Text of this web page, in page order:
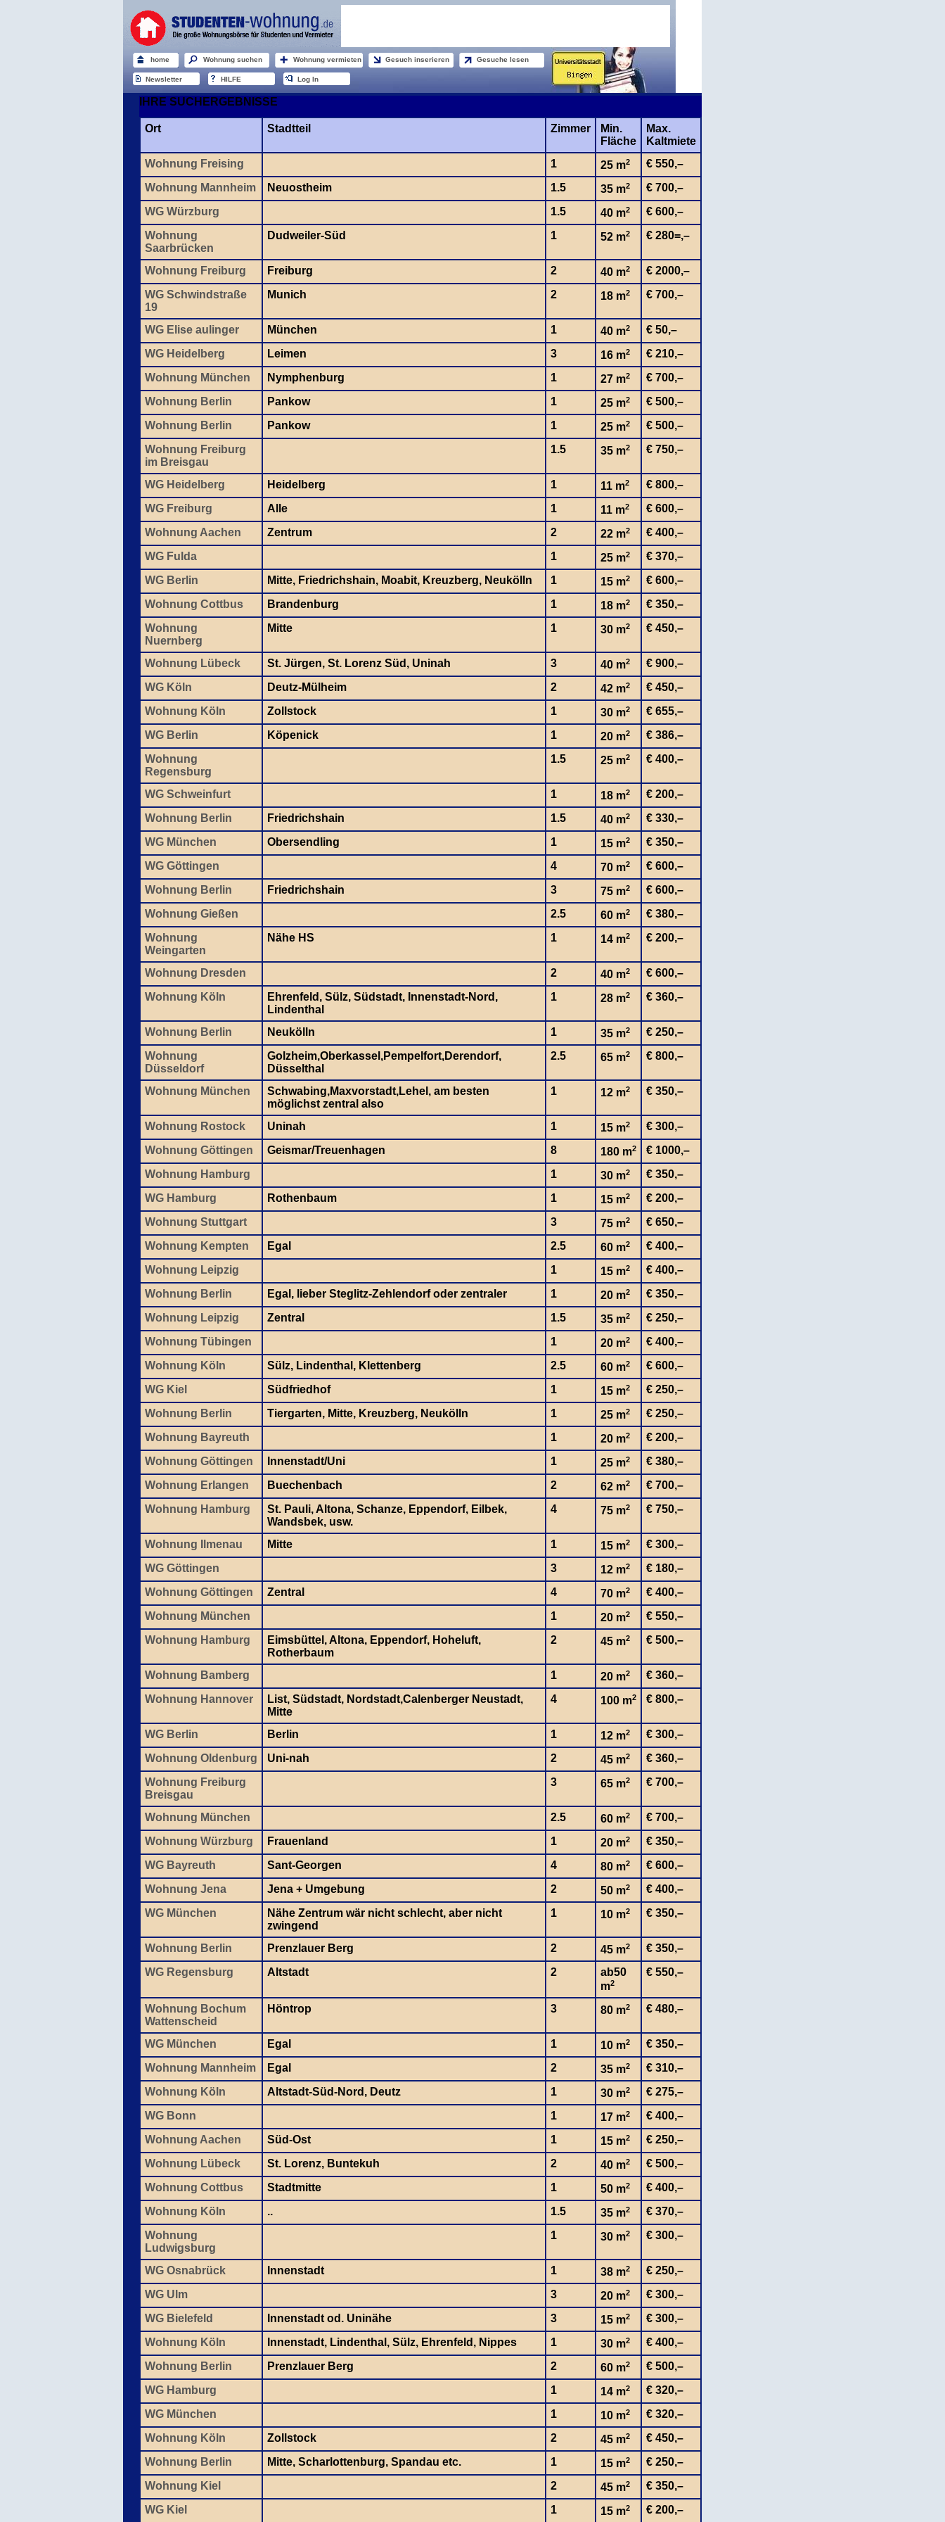
home Wohnung suchen Wohnung vermieten Gesuch inserieren Gesuche lesen
Newsletter HILFE Log In
IHRE SUCHERGEBNISSE
Ort Stadtteil Zimmer
Min.
Fläche
Max.
Kaltmiete
Wohnung Freising
1 25 m2
€ 550,–
Wohnung Mannheim
Neuostheim 1.5 35 m2
€ 700,–
WG Würzburg
1.5 40 m2
€ 600,–
Wohnung
Saarbrücken
Dudweiler-Süd 1 52 m2 € 280=,–
Wohnung Freiburg Freiburg 2 40 m2
€ 2000,–
WG Schwindstraße
19
Munich 2 18 m2 € 700,–
WG Elise aulinger München 1 40 m2
€ 50,–
WG Heidelberg
Leimen 3 16 m2
€ 210,–
Wohnung München
Nymphenburg 1 27 m2
€ 700,–
Wohnung Berlin
Pankow 1 25 m2
€ 500,–
Wohnung Berlin
Pankow 1 25 m2
€ 500,–
Wohnung Freiburg
im Breisgau
1.5 35 m2 € 750,–
WG Heidelberg Heidelberg 1 11 m2
€ 800,–
WG Freiburg
Alle 1 11 m2
€ 600,–
Wohnung Aachen
Zentrum 2 22 m2
€ 400,–
WG Fulda
1 25 m2
€ 370,–
WG Berlin
Mitte, Friedrichshain, Moabit, Kreuzberg, Neukölln 1 15 m2
€ 600,–
Wohnung Cottbus
Brandenburg 1 18 m2
€ 350,–
Wohnung
Nuernberg
Mitte 1 30 m2 € 450,–
Wohnung Lübeck St. Jürgen, St. Lorenz Süd, Uninah 3 40 m2
€ 900,–
WG Köln
Deutz-Mülheim 2 42 m2
€ 450,–
Wohnung Köln
Zollstock 1 30 m2
€ 655,–
WG Berlin
Köpenick 1 20 m2
€ 386,–
Wohnung
Regensburg
1.5 25 m2 € 400,–
WG Schweinfurt 1 18 m2
€ 200,–
Wohnung Berlin
Friedrichshain 1.5 40 m2
€ 330,–
WG München
Obersendling 1 15 m2
€ 350,–
WG Göttingen
4 70 m2
€ 600,–
Wohnung Berlin
Friedrichshain 3 75 m2
€ 600,–
Wohnung Gießen
2.5 60 m2
€ 380,–
Wohnung
Weingarten
Nähe HS 1 14 m2 € 200,–
Wohnung Dresden 2 40 m2
€ 600,–
Wohnung Köln
Ehrenfeld, Sülz, Südstadt, Innenstadt-Nord,
Lindenthal
1 28 m2 € 360,–
Wohnung Berlin Neukölln 1 35 m2
€ 250,–
Wohnung
Düsseldorf
Golzheim,Oberkassel,Pempelfort,Derendorf,
Düsselthal
2.5 65 m2 € 800,–
Wohnung München
Schwabing,Maxvorstadt,Lehel, am besten
möglichst zentral also
1 12 m2 € 350,–
Wohnung Rostock Uninah 1 15 m2
€ 300,–
Wohnung Göttingen
Geismar/Treuenhagen 8 180 m2
€ 1000,–
Wohnung Hamburg
1 30 m2
€ 350,–
WG Hamburg
Rothenbaum 1 15 m2
€ 200,–
Wohnung Stuttgart
3 75 m2
€ 650,–
Wohnung Kempten
Egal 2.5 60 m2
€ 400,–
Wohnung Leipzig
1 15 m2
€ 400,–
Wohnung Berlin
Egal, lieber Steglitz-Zehlendorf oder zentraler 1 20 m2
€ 350,–
Wohnung Leipzig
Zentral 1.5 35 m2
€ 250,–
Wohnung Tübingen
1 20 m2
€ 400,–
Wohnung Köln
Sülz, Lindenthal, Klettenberg 2.5 60 m2
€ 600,–
WG Kiel
Südfriedhof 1 15 m2
€ 250,–
Wohnung Berlin
Tiergarten, Mitte, Kreuzberg, Neukölln 1 25 m2
€ 250,–
Wohnung Bayreuth
1 20 m2
€ 200,–
Wohnung Göttingen
Innenstadt/Uni 1 25 m2
€ 380,–
Wohnung Erlangen
Buechenbach 2 62 m2
€ 700,–
Wohnung Hamburg
St. Pauli, Altona, Schanze, Eppendorf, Eilbek,
Wandsbek, usw.
4 75 m2 € 750,–
Wohnung Ilmenau Mitte 1 15 m2
€ 300,–
WG Göttingen
3 12 m2
€ 180,–
Wohnung Göttingen
Zentral 4 70 m2
€ 400,–
Wohnung München
1 20 m2
€ 550,–
Wohnung Hamburg
Eimsbüttel, Altona, Eppendorf, Hoheluft,
Rotherbaum
2 45 m2 € 500,–
Wohnung Bamberg 1 20 m2
€ 360,–
Wohnung Hannover
List, Südstadt, Nordstadt,Calenberger Neustadt,
Mitte
4 100 m2 € 800,–
WG Berlin Berlin 1 12 m2
€ 300,–
Wohnung Oldenburg
Uni-nah 2 45 m2
€ 360,–
Wohnung Freiburg
Breisgau
3 65 m2 € 700,–
Wohnung München 2.5 60 m2
€ 700,–
Wohnung Würzburg
Frauenland 1 20 m2
€ 350,–
WG Bayreuth
Sant-Georgen 4 80 m2
€ 600,–
Wohnung Jena
Jena + Umgebung 2 50 m2
€ 400,–
WG München
Nähe Zentrum wär nicht schlecht, aber nicht
zwingend
1 10 m2 € 350,–
Wohnung Berlin Prenzlauer Berg 2 45 m2
€ 350,–
WG Regensburg
Altstadt 2
ab50
m2
€ 550,–
Wohnung Bochum
Wattenscheid
Höntrop 3 80 m2 € 480,–
WG München Egal 1 10 m2
€ 350,–
Wohnung Mannheim
Egal 2 35 m2
€ 310,–
Wohnung Köln
Altstadt-Süd-Nord, Deutz 1 30 m2
€ 275,–
WG Bonn
1 17 m2
€ 400,–
Wohnung Aachen
Süd-Ost 1 15 m2
€ 250,–
Wohnung Lübeck
St. Lorenz, Buntekuh 2 40 m2
€ 500,–
Wohnung Cottbus
Stadtmitte 1 50 m2
€ 400,–
Wohnung Köln
.. 1.5 35 m2
€ 370,–
Wohnung
Ludwigsburg
1 30 m2 € 300,–
WG Osnabrück Innenstadt 1 38 m2
€ 250,–
WG Ulm
3 20 m2
€ 300,–
WG Bielefeld
Innenstadt od. Uninähe 3 15 m2
€ 300,–
Wohnung Köln
Innenstadt, Lindenthal, Sülz, Ehrenfeld, Nippes 1 30 m2
€ 400,–
Wohnung Berlin
Prenzlauer Berg 2 60 m2
€ 500,–
WG Hamburg
1 14 m2
€ 320,–
WG München
1 10 m2
€ 320,–
Wohnung Köln
Zollstock 2 45 m2
€ 450,–
Wohnung Berlin
Mitte, Scharlottenburg, Spandau etc. 1 15 m2
€ 250,–
Wohnung Kiel
2 45 m2
€ 350,–
WG Kiel
1 15 m2 € 200,–